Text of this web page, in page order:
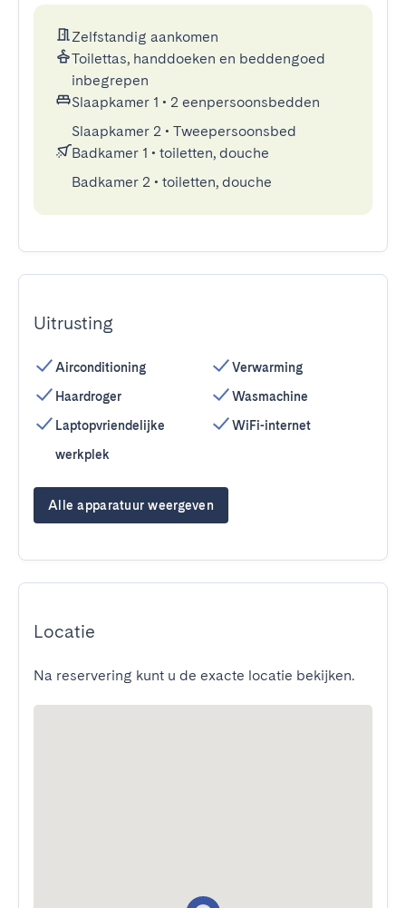
Zelfstandig aankomen
Toilettas, handdoeken en beddengoed
inbegrepen
Slaapkamer 1 • 2 eenpersoonsbedden
Slaapkamer 2 • Tweepersoonsbed
Badkamer 1 • toiletten, douche
Badkamer 2 • toiletten, douche
Uitrusting
Airconditioning
Haardroger
Laptopvriendelijke
werkplek
Verwarming
Wasmachine
WiFi-internet
Alle apparatuur weergeven
Locatie
Na reservering kunt u de exacte locatie bekijken.